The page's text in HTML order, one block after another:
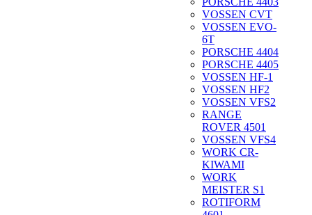
VOSSEN CVT
VOSSEN EVO-
6T
PORSCHE 4404
PORSCHE 4405
VOSSEN HF-1
VOSSEN HF2
VOSSEN VFS2
RANGE
ROVER 4501
VOSSEN VFS4
WORK CR-
KIWAMI
WORK
MEISTER S1
ROTIFORM